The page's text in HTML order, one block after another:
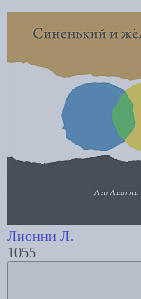
Лионни Л.
1055